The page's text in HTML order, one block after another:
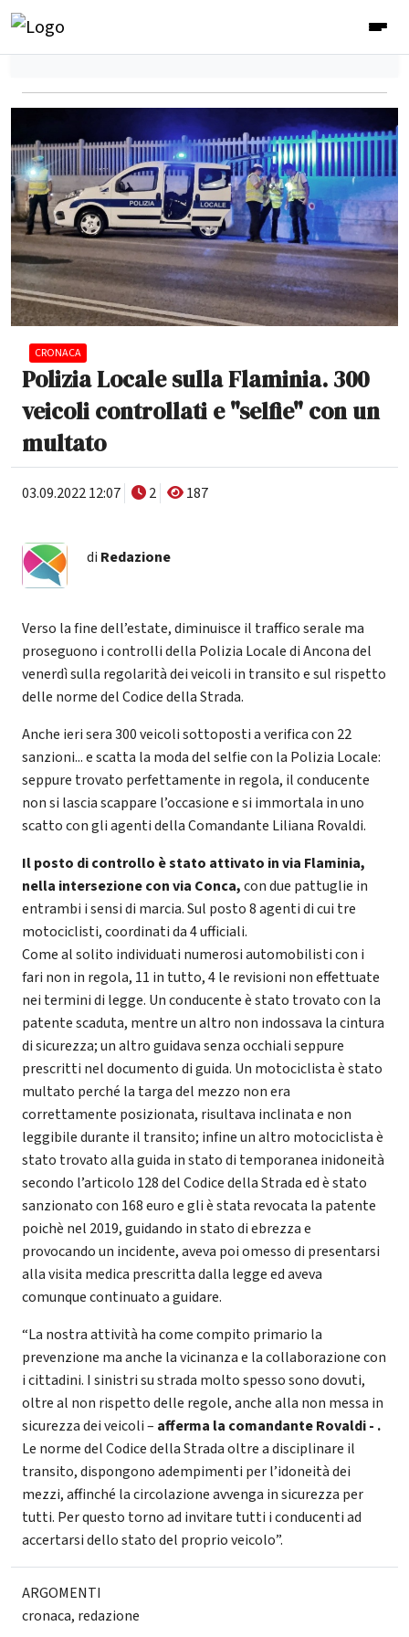
CRONACA
Polizia Locale sulla Flaminia. 300
veicoli controllati e "selfie" con un
multato
03.09.2022 12:07 2 187
di Redazione
Verso la fine dell’estate, diminuisce il traffico serale ma
proseguono i controlli della Polizia Locale di Ancona del
venerdì sulla regolarità dei veicoli in transito e sul rispetto
delle norme del Codice della Strada.
Anche ieri sera 300 veicoli sottoposti a verifica con 22
sanzioni... e scatta la moda del selfie con la Polizia Locale:
seppure trovato perfettamente in regola, il conducente
non si lascia scappare l’occasione e si immortala in uno
scatto con gli agenti della Comandante Liliana Rovaldi.
Il posto di controllo è stato attivato in via Flaminia,
nella intersezione con via Conca,con due pattuglie in
entrambi i sensi di marcia. Sul posto 8 agenti di cui tre
motociclisti, coordinati da 4 ufficiali.
Come al solito individuati numerosi automobilisti con i
fari non in regola, 11 in tutto, 4 le revisioni non effettuate
nei termini di legge. Un conducente è stato trovato con la
patente scaduta, mentre un altro non indossava la cintura
di sicurezza; un altro guidava senza occhiali seppure
prescritti nel documento di guida. Un motociclista è stato
multato perché la targa del mezzo non era
correttamente posizionata, risultava inclinata e non
leggibile durante il transito; infine un altro motociclista è
stato trovato alla guida in stato di temporanea inidoneità
secondo l’articolo 128 del Codice della Strada ed è stato
sanzionato con 168 euro e gli è stata revocata la patente
poichè nel 2019, guidando in stato di ebrezza e
provocando un incidente, aveva poi omesso di presentarsi
alla visita medica prescritta dalla legge ed aveva
comunque continuato a guidare.
“La nostra attività ha come compito primario la
prevenzione ma anche la vicinanza e la collaborazione con
i cittadini. I sinistri su strada molto spesso sono dovuti,
oltre al non rispetto delle regole, anche alla non messa in
sicurezza dei veicoli – afferma la comandante Rovaldi - .
Le norme del Codice della Strada oltre a disciplinare il
transito, dispongono adempimenti per l’idoneità dei
mezzi, affinché la circolazione avvenga in sicurezza per
tutti. Per questo torno ad invitare tutti i conducenti ad
accertarsi dello stato del proprio veicolo”.
ARGOMENTI
cronaca, redazione